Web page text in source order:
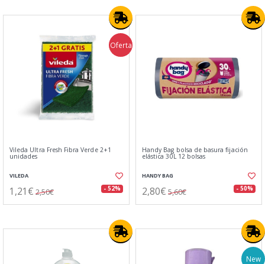
Oferta
Vileda Ultra Fresh Fibra Verde 2+1
unidades
VILEDA
1,21€ 2,50€ - 52%
Handy Bag bolsa de basura fijación
elástica 30L 12 bolsas
HANDY BAG
2,80€ 5,60€ - 50%
New